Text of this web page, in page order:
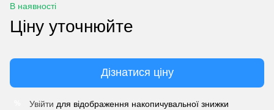
В наявності
Ціну уточнюйте
Дізнатися ціну
Увійти для відображення накопичувальної знижки